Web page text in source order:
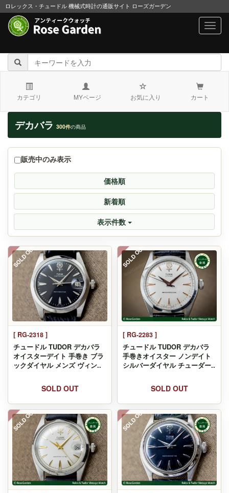
ロレックス・チュードル 機械式時計の通販サイト ローズガーデン
カテゴリ MYページ お気に入り カート
デカバラ 300件の商品
販売中のみ表示
価格順
新着順
表示件数
SOLD OUT
[ RG-2318 ]
チュードル TUDOR デカバラ
オイスターデイト 手巻き ブラ
ックダイヤル メンズ ヴィン..
SOLD OUT
SOLD OUT
[ RG-2283 ]
チュードル TUDOR デカバラ
手巻きオイスター ノンデイト
シルバーダイヤル チューダー..
SOLD OUT
SOLD OUT SOLD OUT